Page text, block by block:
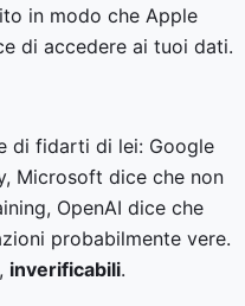
in modo che Apple
di accedere ai tuoi dati.
di fidarti di lei: Google
Microsoft dice che non
OpenAI dice che
probabilmente vere.
inverificabili.